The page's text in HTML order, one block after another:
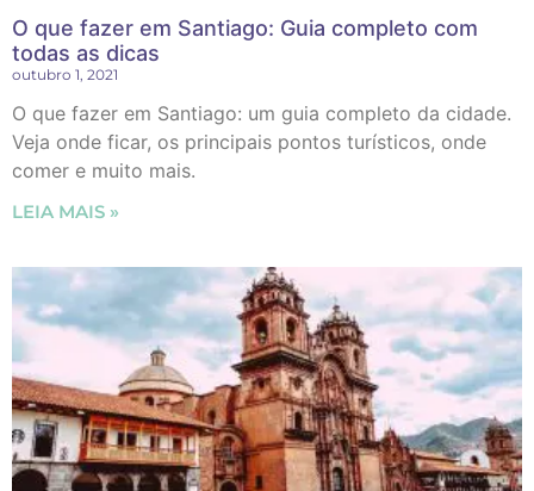
O que fazer em Santiago: Guia completo com
todas as dicas
outubro 1, 2021
O que fazer em Santiago: um guia completo da cidade.
Veja onde ficar, os principais pontos turísticos, onde
comer e muito mais.
LEIA MAIS »